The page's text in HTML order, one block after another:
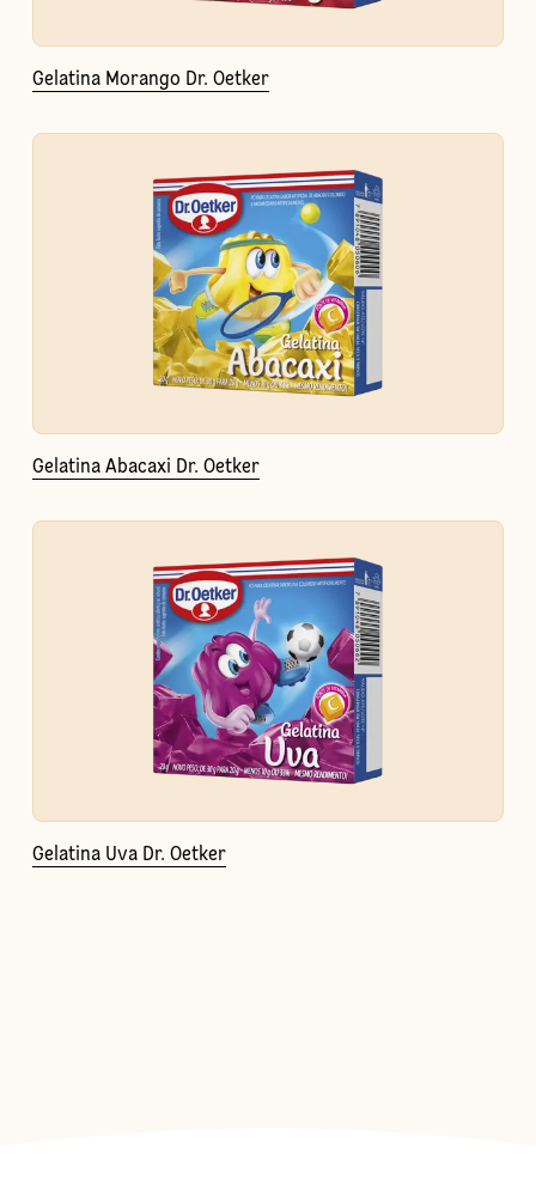
Gelatina Morango Dr. Oetker
Gelatina Abacaxi Dr. Oetker
Gelatina Uva Dr. Oetker